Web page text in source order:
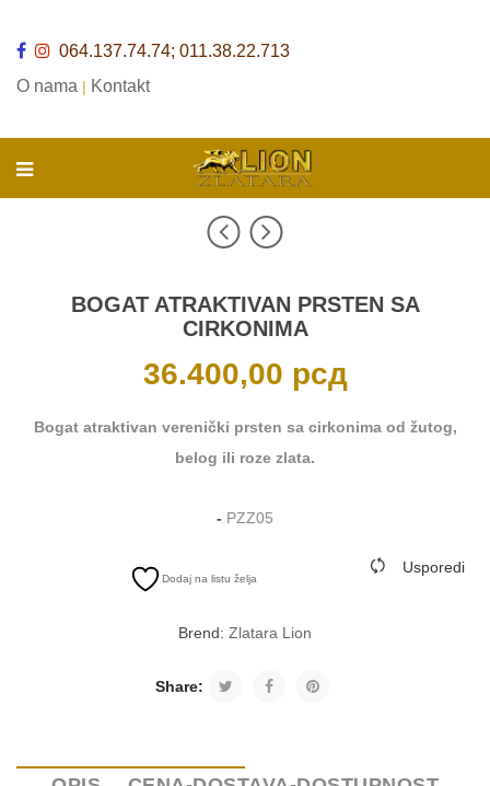
064.137.74.74; 011.38.22.713
O nama | Kontakt
BOGAT ATRAKTIVAN PRSTEN SA
CIRKONIMA
36.400,00 рсд
Bogat atraktivan verenički prsten sa cirkonima od žutog,
belog ili roze zlata.
- PZZ05
Dodaj na listu želja
Usporedi
Brend: Zlatara Lion
Share: